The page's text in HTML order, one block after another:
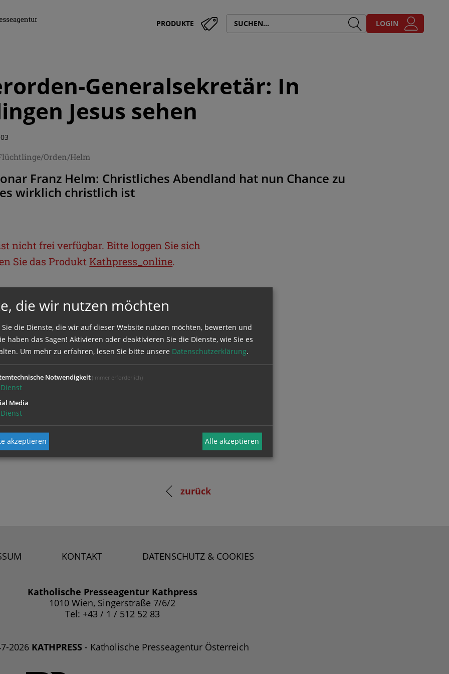
PRODUKTE LOGIN
Generalsekretär: In
Jesus sehen
Orden/Helm
Franz Helm: Christliches Abendland hat nun Chance zu
wirklich christlich ist
nicht frei verfügbar. Bitte loggen Sie sich
Sie das Produkt Kathpress_online.
sich mit Ihrem Benutzernamen und
zurück
KONTAKT DATENSCHUTZ & COOKIES
Katholische Presseagentur Kathpress
1010 Wien, Singerstraße 7/6/2
Tel: +43 / 1 / 512 52 83
2026 KATHPRESS - Katholische Presseagentur Österreich
die wir nutzen möchten
Sie die Dienste, die wir auf dieser Website nutzen möchten, bewerten und
haben das Sagen! Aktivieren oder deaktivieren Sie die Dienste, wie Sie es
Um mehr zu erfahren, lesen Sie bitte unsere Datenschutzerklärung.
Notwendigkeit (immer erforderlich)
Dienst
Media
Dienst
akzeptieren Alle akzeptieren